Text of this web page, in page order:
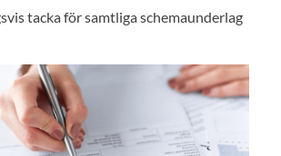
tacka för samtliga schemaunderlag